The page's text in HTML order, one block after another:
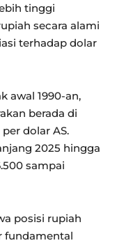
tinggi
secara alami
terhadap dolar
awal 1990-an,
berada di
dolar AS.
2025 hingga
sampai
posisi rupiah
fundamental